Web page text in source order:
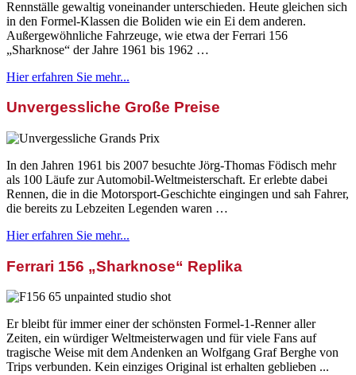
Rennställe gewaltig voneinander unterschieden. Heute gleichen sich
in den Formel-Klassen die Boliden wie ein Ei dem anderen.
Außergewöhnliche Fahrzeuge, wie etwa der Ferrari 156
„Sharknose“ der Jahre 1961 bis 1962 …
Hier erfahren Sie mehr...
Unvergessliche Große Preise
In den Jahren 1961 bis 2007 besuchte Jörg-Thomas Födisch mehr
als 100 Läufe zur Automobil-Weltmeisterschaft. Er erlebte dabei
Rennen, die in die Motorsport-Geschichte eingingen und sah Fahrer,
die bereits zu Lebzeiten Legenden waren …
Hier erfahren Sie mehr...
Ferrari 156 „Sharknose“ Replika
Er bleibt für immer einer der schönsten Formel-1-Renner aller
Zeiten, ein würdiger Weltmeisterwagen und für viele Fans auf
tragische Weise mit dem Andenken an Wolfgang Graf Berghe von
Trips verbunden. Kein einziges Original ist erhalten geblieben ...